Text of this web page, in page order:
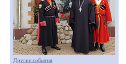
Другие события